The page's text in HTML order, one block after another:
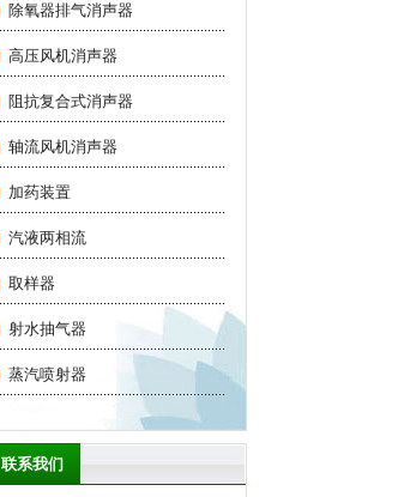
除氧器排气消声器
高压风机消声器
阻抗复合式消声器
轴流风机消声器
加药装置
汽液两相流
取样器
射水抽气器
蒸汽喷射器
联系我们